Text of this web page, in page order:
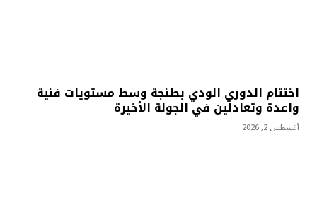
اختتام الدوري الودي بطنجة وسط مستويات فنية
واعدة وتعادلين في الجولة الأخيرة
أغسطس 2, 2026